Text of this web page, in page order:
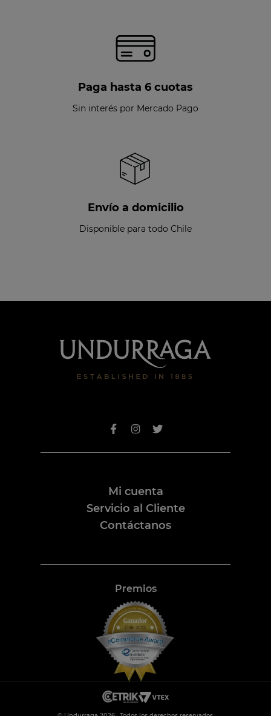
Paga hasta 6 cuotas
Sin interés por Mercado Pago
Envío a domicilio
Disponible para todo Chile
Mi cuenta
Servicio al Cliente
Contáctanos
Premios